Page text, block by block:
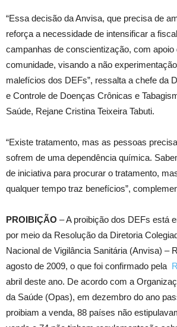
“Essa decisão da Anvisa, que precisa de
reforça a necessidade de intensificar a
campanhas de conscientização, com apoio
comunidade, visando a não
malefícios dos DEFs”, ressalta a chefe da
e Controle de Doenças Crônicas e
Saúde, Rejane Cristina Teixeira Tabuti.
“Existe tratamento, mas as pessoas
sofrem de uma dependência química.
de iniciativa para procurar o tratamento,
qualquer tempo traz benefícios”,
PROIBIÇÃO – A proibição dos DEFs está
por meio da Resolução da Diretoria
Nacional de Vigilância Sanitária (Anvisa) –
agosto de 2009, o que foi confirmado pela
abril deste ano. De acordo com a
da Saúde (Opas), em dezembro do ano
proibiam a venda, 88 países não